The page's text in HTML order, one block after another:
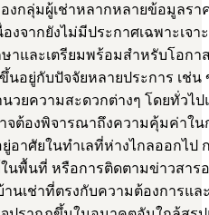
งกลุ่มผู้เช่าหลากหลายข้อมูลรา
งจากยังไม่มีประกาศเฉพาะเจ
าและเตรียมพร้อมสำหรับโอกา
อยู่กับปัจจัยหลายประการ เช่น
วยความสะดวกต่างๆ โดยทั่วไ
าจต้องพิจารณาถึงความคุ้มค่าใน
อาศัยในทำเลที่ห่างไกลออกไป
พื้นที่ หรือการติดตามข่าวสาร
เช่าที่ตรงกับความต้องการแล